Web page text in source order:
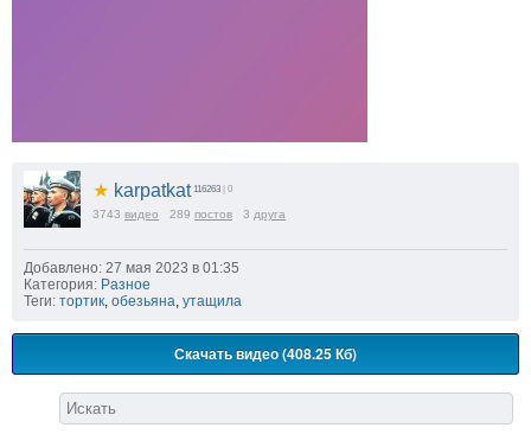
★ karpatkat 116263 | 0
3743 видео 289 постов 3 друга
Добавлено: 27 мая 2023 в 01:35
Категория: Разное
Теги: тортик обезьяна утащила
Скачать видео (408.25 Кб)